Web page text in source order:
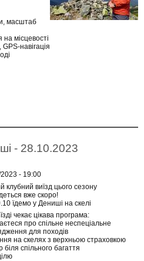
масштаб
місцевості
навігація
- 28.10.2023
- 19:00
клубний виїзд цього сезону
вже скоро!
їдемо у Дениші на скелі
чекає цікава програма:
про спільне неспеціальне
для походів
на скелях з верхньою страховкою
біля спільного багаття